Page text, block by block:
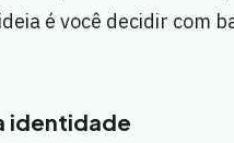
é você decidir com
identidade